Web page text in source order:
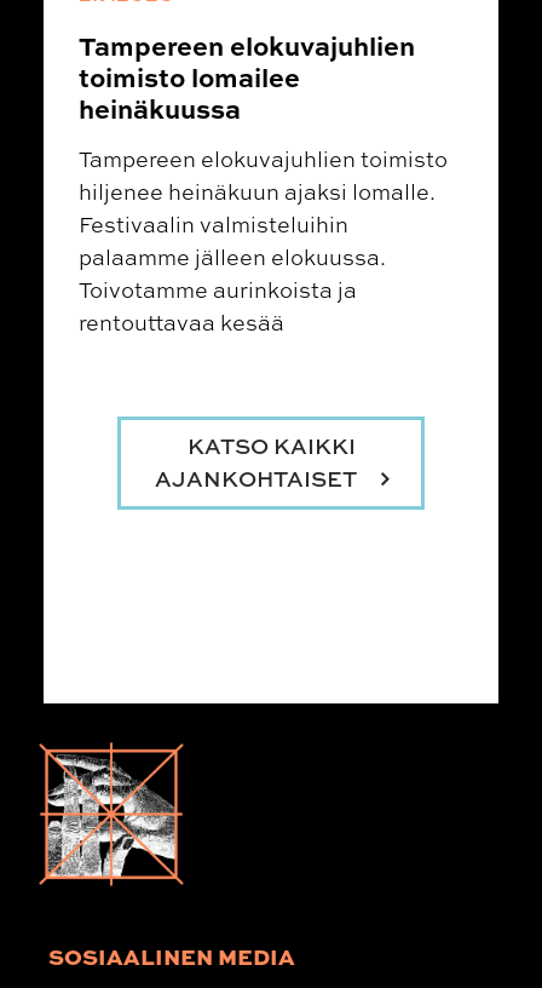
Tampereen elokuvajuhlien
toimisto lomailee
heinäkuussa
Tampereen elokuvajuhlien toimisto
hiljenee heinäkuun ajaksi lomalle.
Festivaalin valmisteluihin
palaamme jälleen elokuussa.
Toivotamme aurinkoista ja
rentouttavaa kesää
KATSO KAIKKI
AJANKOHTAISET
SOSIAALINEN MEDIA